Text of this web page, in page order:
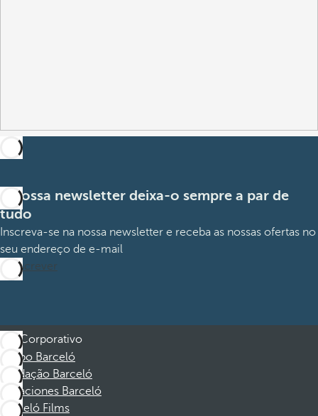
A nossa newsletter deixa-o sempre a par de
tudo
Inscreva-se na nossa newsletter e receba as nossas ofertas no
seu endereço de e-mail
Subscrever
Corporativo
Grupo Barceló
Fundação Barceló
Vacaciones Barceló
Barceló Films